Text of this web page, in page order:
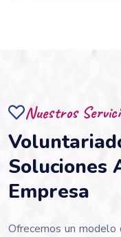
Nuestros
Soluciones
Empresa
Ofrecemos un modelo